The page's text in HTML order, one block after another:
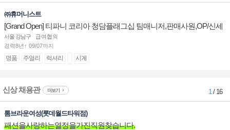
㈜휴머니스트
[Grand Open] 티파니 코리아 청담플래그십 팀매니저,판매사원,OP/신세
계대전 판매사원 채용
서울 강남구
급여협의
경력8년↑ 09/07까지
명품 주얼리 럭셔리 시계
신상 채용관 더보기 1/ 16
톰브라운여성(롯데월드타워점)
패션을사랑하는열정을가진직원찾습니다.